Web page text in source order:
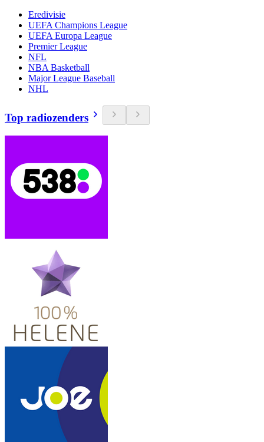
Eredivisie
UEFA Champions League
UEFA Europa League
Premier League
NFL
NBA Basketball
Major League Baseball
NHL
Top radiozenders